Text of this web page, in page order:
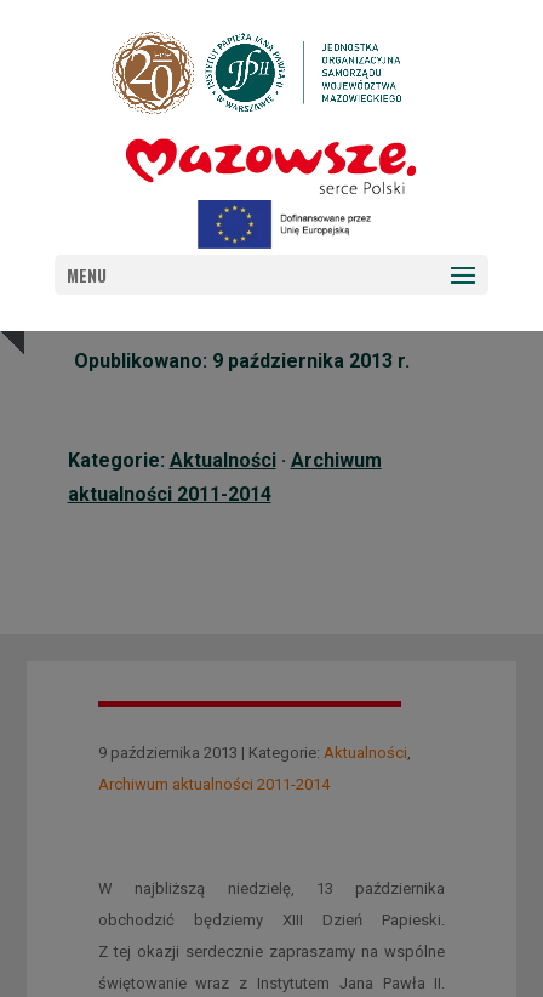
MENU
XIII DZIEŃ PAPIESKI
Opublikowano: 9 października 2013 r.
Kategorie: Aktualności· Archiwum
aktualności 2011-2014
9 października 2013 | Kategorie: Aktualności
Archiwum aktualności 2011-2014
W najbliższą niedzielę, 13 października
obchodzić będziemy XIII Dzień Papieski.
Z tej okazji serdecznie zapraszamy na wspólne
świętowanie wraz z Instytutem Jana Pawła II.